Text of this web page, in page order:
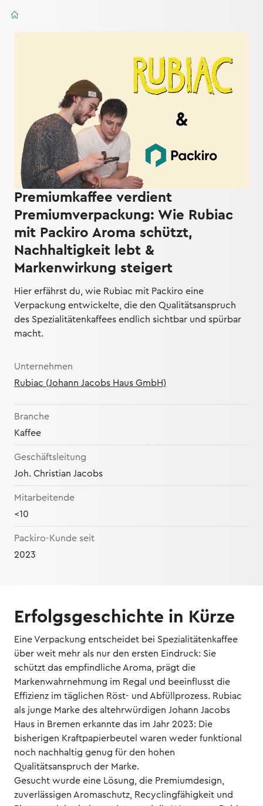
Premiumkaffee verdient
Premiumverpackung: Wie Rubiac
mit Packiro Aroma schützt,
Nachhaltigkeit lebt &
Markenwirkung steigert
Hier erfährst du, wie Rubiac mit Packiro eine
Verpackung entwickelte, die den Qualitätsanspruch
des Spezialitätenkaffees endlich sichtbar und spürbar
macht.
Unternehmen
Rubiac (Johann Jacobs Haus GmbH)
Branche
Kaffee
Geschäftsleitung
Joh. Christian Jacobs
Mitarbeitende
<10
Packiro-Kunde seit
2023
Erfolgsgeschichte in Kürze
Eine Verpackung entscheidet bei Spezialitätenkaffee
über weit mehr als nur den ersten Eindruck: Sie
schützt das empfindliche Aroma, prägt die
Markenwahrnehmung im Regal und beeinflusst die
Effizienz im täglichen Röst- und Abfüllprozess. Rubiac
als junge Marke des altehrwürdigen Johann Jacobs
Haus in Bremen erkannte das im Jahr 2023: Die
bisherigen Kraftpapierbeutel waren weder funktional
noch nachhaltig genug für den hohen
Qualitätsanspruch der Marke.
Gesucht wurde eine Lösung, die Premiumdesign,
zuverlässigen Aromaschutz, Recyclingfähigkeit und